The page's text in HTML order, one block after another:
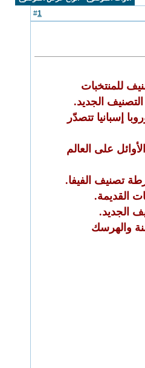
1
الجديد.
إسبانيا تتصدّر
على العالم
تصنيف الفيفا.
القديمة.
الجديد.